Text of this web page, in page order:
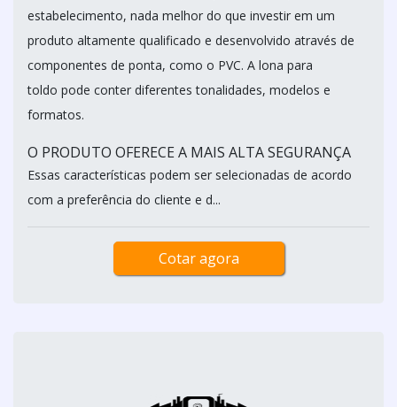
estabelecimento, nada melhor do que investir em um
produto altamente qualificado e desenvolvido através de
componentes de ponta, como o PVC. A lona para
toldo pode conter diferentes tonalidades, modelos e
formatos.
O PRODUTO OFERECE A MAIS ALTA SEGURANÇA
Essas características podem ser selecionadas de acordo
com a preferência do cliente e d...
Cotar agora